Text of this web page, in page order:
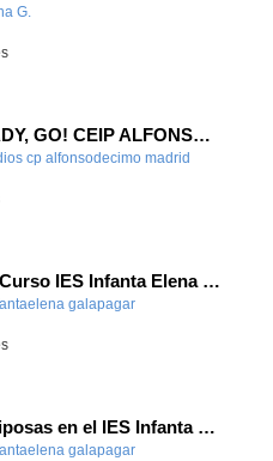
G.
READY,STEADY, GO! CEIP ALFONSO X EL SABIO
cp alfonsodecimo madrid
Fiesta Fin de Curso IES Infanta Elena 2025-2026
galapagar-
Oasis de mariposas en el IES Infanta Elena
galapagar-